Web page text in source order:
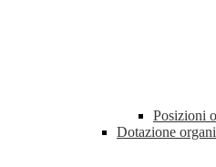
Posizioni
Dotazione